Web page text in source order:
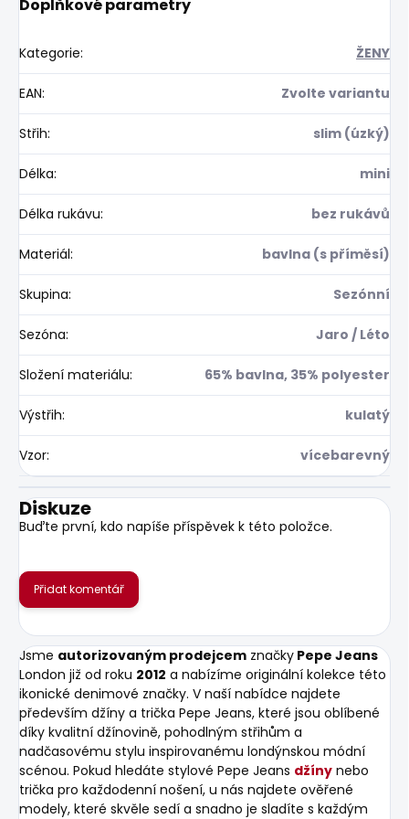
Doplňkové parametry
Kategorie: ŽENY
EAN: Zvolte variantu
Střih: slim (úzký)
Délka: mini
Délka rukávu: bez rukávů
Materiál: bavlna (s příměsí)
Skupina: Sezónní
Sezóna: Jaro / Léto
Složení materiálu: 65% bavlna, 35% polyester
Výstřih: kulatý
Vzor: vícebarevný
Diskuze
Buďte první, kdo napíše příspěvek k této položce.
Přidat komentář
Jsme autorizovaným prodejcem značky Pepe Jeans
London již od roku 2012 a nabízíme originální kolekce této
ikonické denimové značky. V naší nabídce najdete
především džíny a trička Pepe Jeans, které jsou oblíbené
díky kvalitní džínovině, pohodlným střihům a
nadčasovému stylu inspirovanému londýnskou módní
scénou. Pokud hledáte stylové Pepe Jeans džíny nebo
trička pro každodenní nošení, u nás najdete ověřené
modely, které skvěle sedí a snadno je sladíte s každým